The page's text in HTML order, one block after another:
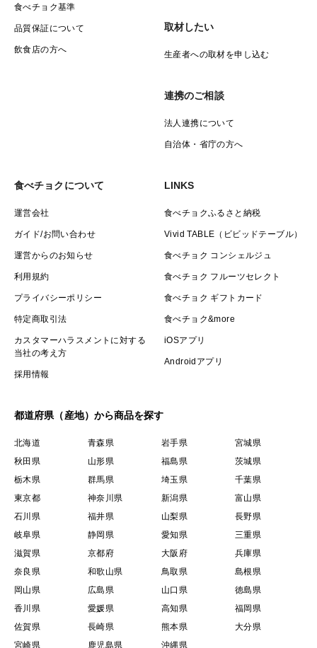
食べチョク基準
品質保証について
飲食店の方へ
取材したい
生産者への取材を申し込む
連携のご相談
法人連携について
自治体・省庁の方へ
食べチョクについて
運営会社
ガイド/お問い合わせ
運営からのお知らせ
利用規約
プライバシーポリシー
特定商取引法
カスタマーハラスメントに対する
当社の考え方
採用情報
LINKS
食べチョクふるさと納税
Vivid TABLE（ビビッドテーブル）
食べチョク コンシェルジュ
食べチョク フルーツセレクト
食べチョク ギフトカード
食べチョク&more
iOSアプリ
Androidアプリ
都道府県（産地）から商品を探す
北海道 青森県 岩手県
宮城県
秋田県
山形県 福島県
茨城県
栃木県
群馬県 埼玉県
千葉県
東京都
神奈川県 新潟県
富山県
石川県
福井県 山梨県
長野県
岐阜県
静岡県 愛知県
三重県
滋賀県
京都府 大阪府
兵庫県
奈良県
和歌山県 鳥取県
島根県
岡山県
広島県 山口県
徳島県
香川県
愛媛県 高知県
福岡県
佐賀県
長崎県 熊本県
大分県
宮崎県
鹿児島県 沖縄県